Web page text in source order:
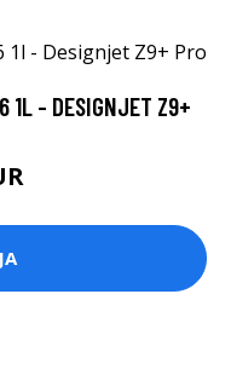
1L - DESIGNJET Z9+